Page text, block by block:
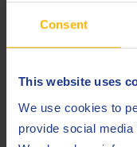
Consent
This website uses
We use cookies to
provide social
Goede statische
Een hoge
in continue en
Goede
Snelle